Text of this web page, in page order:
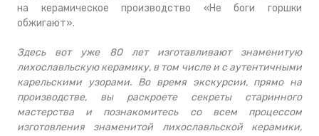
на керамическое производство «Не боги горшки
обжигают».
Здесь вот уже 80 лет изготавливают знаменитую
лихославльскую керамику, в том числе и с аутентичными
карельскими узорами. Во время экскурсии, прямо на
производстве, вы раскроете секреты старинного
мастерства и познакомитесь со всем процессом
изготовления знаменитой лихославльской керамики,